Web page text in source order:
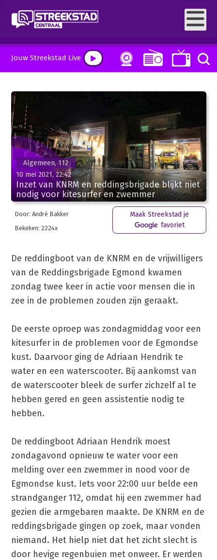
Jouw Streekstad Live
Algemeen, 112
10 mei 2021, 22:42
Inzet van KNRM en reddingsbrigade blijkt niet
nodig voor kitesurfer en zwemmer
Door: André Bakker
Bekeken: 2224x
Maak Streekstad je
favoriet
De reddingboot van de KNRM en de vrijwilligers
van de Reddingsbrigade Egmond kwamen
zondag twee keer in actie voor mensen die in
zee in de problemen zouden zijn geraakt.
De eerste oproep was zondagmiddag voor een
kitesurfer in de problemen voor de Egmondse
kust. Daarvoor ging de Adriaan Hendrik te
water en een waterscooter. Bij aankomst van
de waterscooter bleek de surfer zichzelf al te
hebben gered en geen assistentie nodig te
hebben.
De reddingboot Adriaan Hendrik moest
zondagavond opnieuw te water voor een
melding over een zwemmer in nood voor de
Egmondse kust. Iets voor 22:00 uur belde een
strandganger 112, omdat hij een zwemmer had
gezien die armgebaren maakte. De KNRM en de
reddingsbrigade gingen op zoek, maar vonden
niemand. Het hielp niet dat het zicht slecht is
door hevige regenbuien met onweer. Er werden